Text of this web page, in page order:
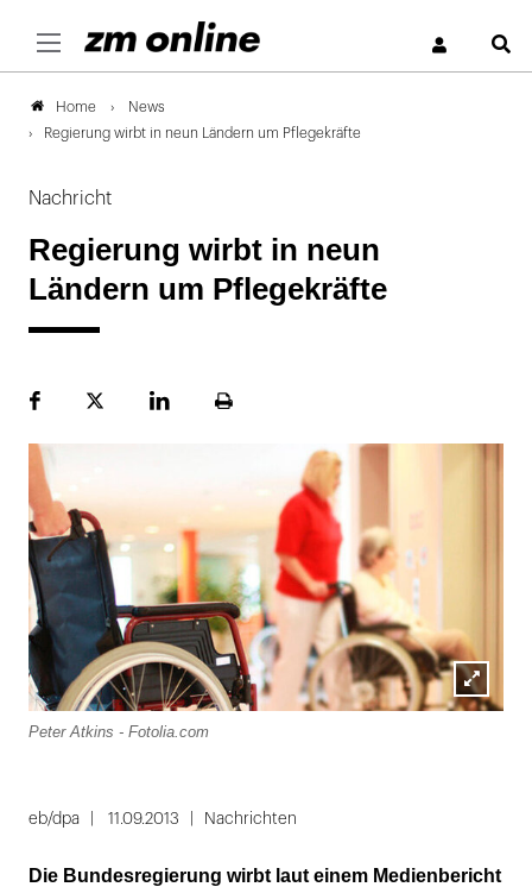
Home
News
Regierung wirbt in neun Ländern um Pflegekräfte
Nachricht
Regierung wirbt in neun
Ländern um Pflegekräfte
FacebookPlattformLinekdInSeite
Lightbox
Peter Atkins - Fotolia.com
eb/dpa 11.09.2013 Nachrichten
Die Bundesregierung wirbt laut einem Medienbericht